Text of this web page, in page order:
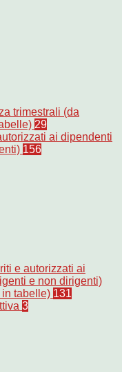
trimestrali (da
29
ai dipendenti
156
e autorizzati ai
e non dirigenti)
tabelle) 131
3